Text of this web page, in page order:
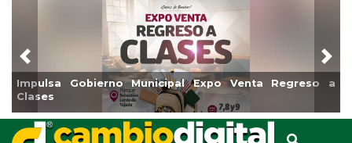
Venta Regreso a
Reabrirá Coatzacoalcos la Alberca
Centro
Previous